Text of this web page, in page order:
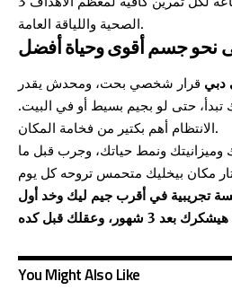
الصحية واللياقة العامة.
نحو جسم أقوى وحياة أفضل
دبي قرار شخصي بحت، ومحدش يقدر
تبدأ، حتى لو بجيم بسيط أو في البيت.
الانتظام أهم بكتير من فخامة المكان.
ونمط حياتك، وجرب قبل ما
تجريبية في أقرب جيم ليك وخد أول
You Might Also Like